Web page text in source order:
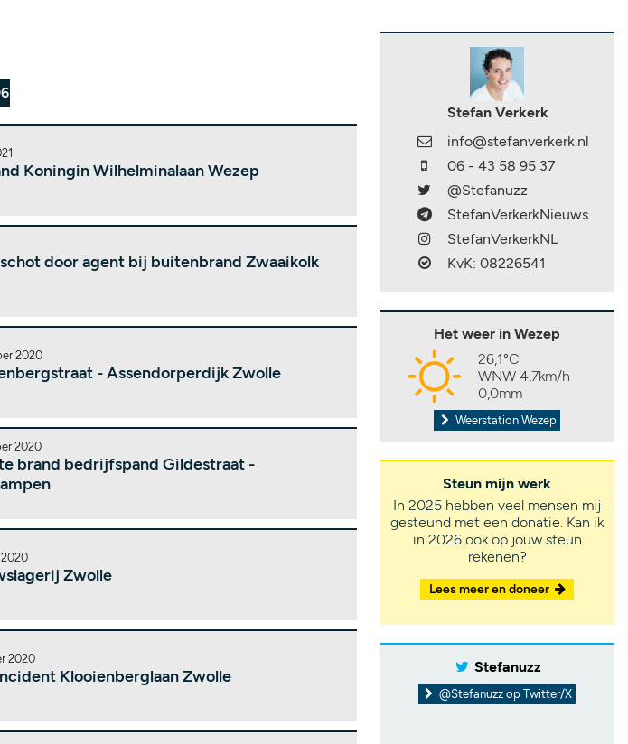
Koningin Wilhelminalaan Wezep
door agent bij buitenbrand Zwaaikolk
2020
- Assendorperdijk Zwolle
2020
brand bedrijfspand Gildestraat -
Zwolle
2020
Klooienberglaan Zwolle
Stefan Verkerk
info@stefanverkerk.nl
06 - 43 58 95 37
@Stefanuzz
StefanVerkerkNieuws
StefanVerkerkNL
KvK: 08226541
Het weer in Wezep
26,1°C
WNW 4,7km/h
0,0mm
Weerstation Wezep
Steun mijn werk
In 2025 hebben veel mensen mij
gesteund met een donatie. Kan ik
in 2026 ook op jouw steun
rekenen?
Lees meer en doneer
Stefanuzz
@Stefanuzz op Twitter/X